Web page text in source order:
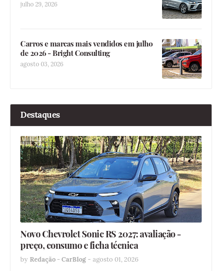
julho 29, 2026
Carros e marcas mais vendidos em julho
de 2026 - Bright Consulting
agosto 03, 2026
Destaques
Novo Chevrolet Sonic RS 2027: avaliação -
preço, consumo e ficha técnica
by Redação - CarBlog - agosto 01, 2026